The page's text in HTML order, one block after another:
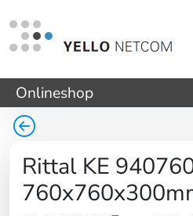
Onlineshop
Rittal KE